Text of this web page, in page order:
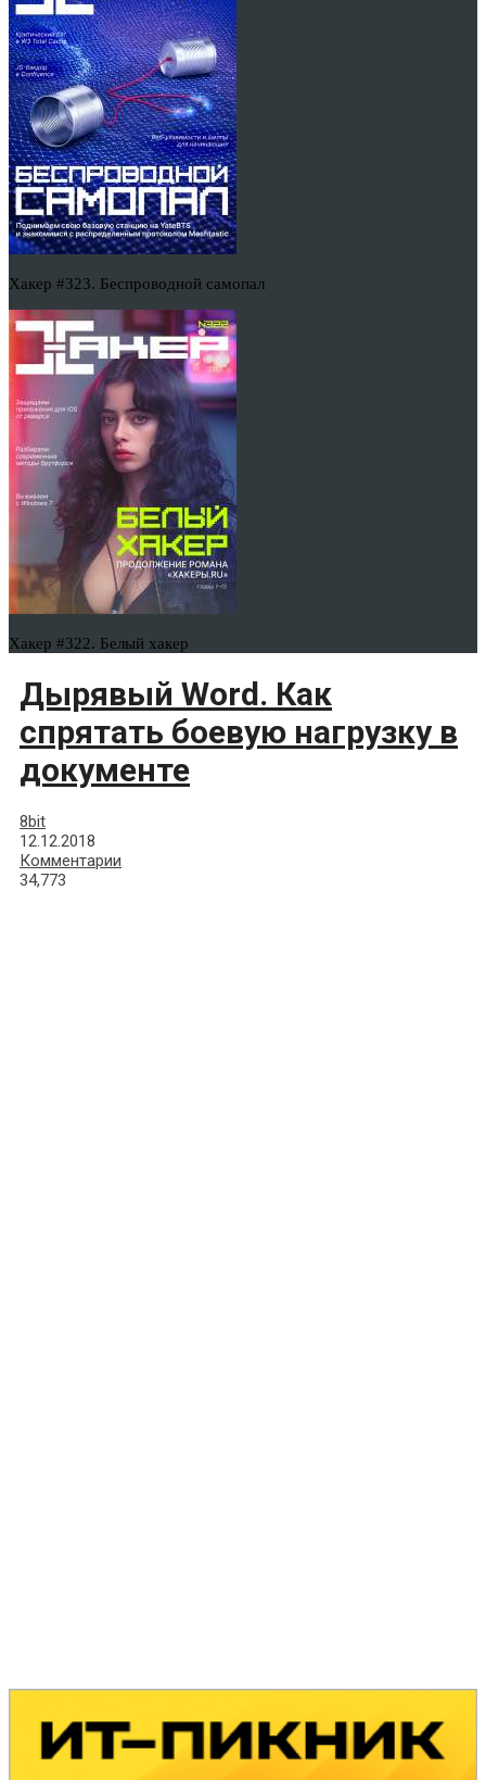
Хакер #323. Беспроводной самопал
Хакер #322. Белый хакер
Дырявый Word. Как
спрятать боевую нагрузку в
документе
8bit
12.12.2018
Комментарии
34,773